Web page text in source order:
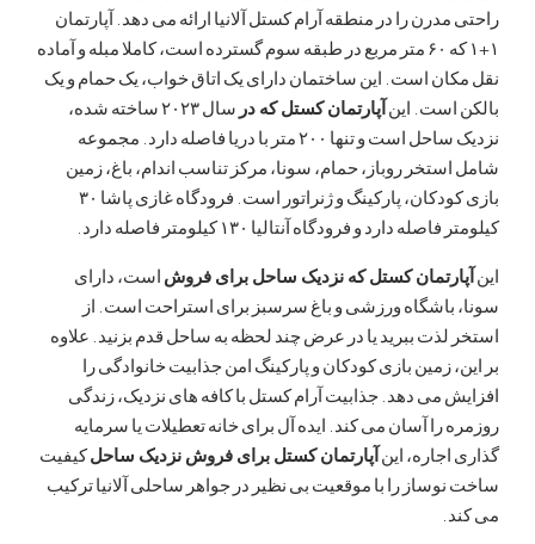
را در منطقه آرام کستل آلانیا ارائه می دهد. آپارتمان
۱+۱ که ۶۰ متر مربع در طبقه سوم گسترده است، کاملا مبله و آماده
است. این ساختمان دارای یک اتاق خواب، یک حمام و یک
اینآپارتمان کستل که در
سال ۲۰۲۳ ساخته شده،
نزدیک ساحل است و تنها ۲۰۰ متر با دریا فاصله دارد. مجموعه
روباز، حمام، سونا، مرکز تناسب اندام، باغ، زمین
بازی کودکان، پارکینگ و ژنراتور است. فرودگاه غازی پاشا ۳۰
دارد و فرودگاه آنتالیا ۱۳۰ کیلومتر فاصله دارد.
کستل که نزدیک ساحل برای فروشاست، دارای
ورزشی و باغ سرسبز برای استراحت است. از
ببرید یا در عرض چند لحظه به ساحل قدم بزنید. علاوه
زمین بازی کودکان و پارکینگ امن جذابیت خانوادگی را
می دهد. جذابیت آرام کستل با کافه های نزدیک، زندگی
را آسان می کند. ایده آل برای خانه تعطیلات یا سرمایه
اینآپارتمان کستل برای فروش نزدیک ساحلکیفیت
را با موقعیت بی نظیر در جواهر ساحلی آلانیا ترکیب